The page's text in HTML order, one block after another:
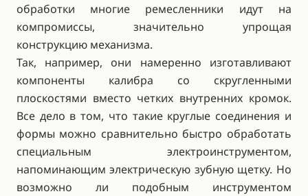
обработки многие ремесленники идут на
компромиссы, значительно упрощая
конструкцию механизма.
Так, например, они намеренно изготавливают
компоненты калибра со скругленными
плоскостями вместо четких внутренних кромок.
Все дело в том, что такие круглые соединения и
формы можно сравнительно быстро обработать
специальным электроинструментом,
напоминающим электрическую зубную щетку. Но
возможно ли подобным инструментом